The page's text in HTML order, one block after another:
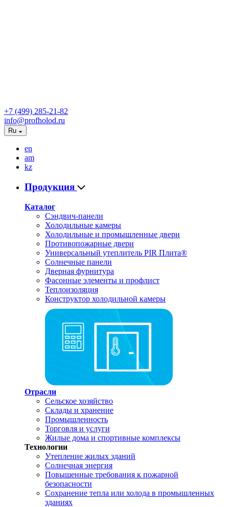
+7 (499) 285-21-82
info@profholod.ru
Ru
en
am
kz
Продукция
Каталог
Сэндвич-панели
Холодильные камеры
Холодильные и промышленные двери
Противопожарные двери
Универсальный утеплитель PIR Плита®
Солнечные панели
Дверная фурнитура
Фасонные элементы и профлист
Теплоизоляция
Конструктор холодильной камеры
Отрасли
Сельское хозяйство
Склады и хранение
Промышленность
Торговля и услуги
Жилые дома и спортивные комплексы
Технологии
Утепление жилых зданий
Солнечная энергия
Повышенные требования к пожарной
безопасности
Сохранение тепла или холода в промышленных
зданиях